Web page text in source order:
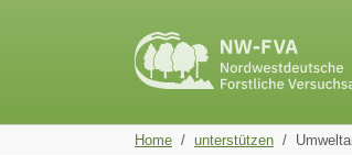
You are here:
Home unterstützen